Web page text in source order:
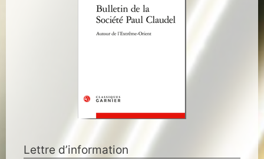
Lettre d’information